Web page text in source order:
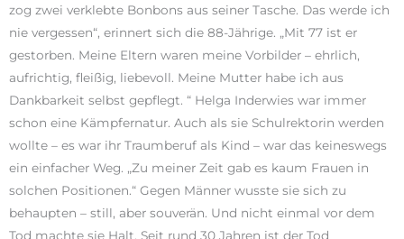
zog zwei verklebte Bonbons aus seiner Tasche. Das werde ich
nie vergessen“, erinnert sich die 88-Jährige. „Mit 77 ist er
gestorben. Meine Eltern waren meine Vorbilder – ehrlich,
aufrichtig, fleißig, liebevoll. Meine Mutter habe ich aus
Dankbarkeit selbst gepflegt. “ Helga Inderwies war immer
schon eine Kämpfernatur. Auch als sie Schulrektorin werden
wollte – es war ihr Traumberuf als Kind – war das keineswegs
ein einfacher Weg. „Zu meiner Zeit gab es kaum Frauen in
solchen Positionen.“ Gegen Männer wusste sie sich zu
behaupten – still, aber souverän. Und nicht einmal vor dem
Tod machte sie Halt. Seit rund 30 Jahren ist der Tod